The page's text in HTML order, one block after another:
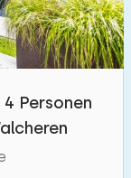
Personen